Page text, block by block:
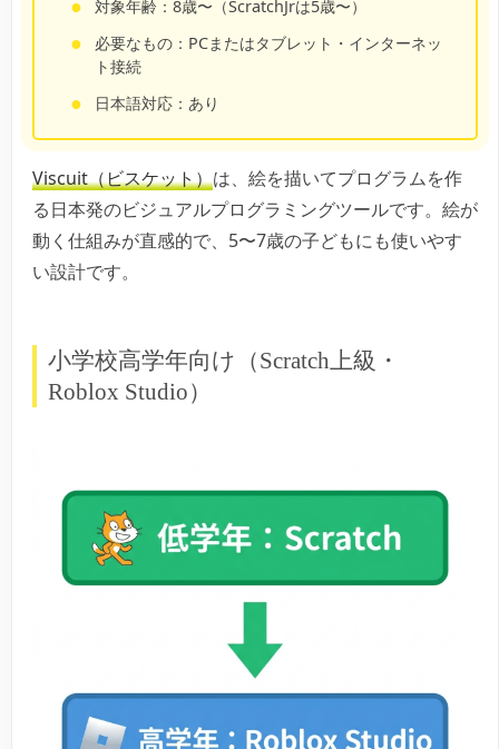
対象年齢：8歳〜（ScratchJrは5歳〜）
必要なもの：PCまたはタブレット・インターネッ
ト接続
日本語対応：あり
Viscuit（ビスケット）は、絵を描いてプログラムを作
る日本発のビジュアルプログラミングツールです。絵が
動く仕組みが直感的で、5〜7歳の子どもにも使いやす
い設計です。
小学校高学年向け（Scratch上級・
Roblox Studio）